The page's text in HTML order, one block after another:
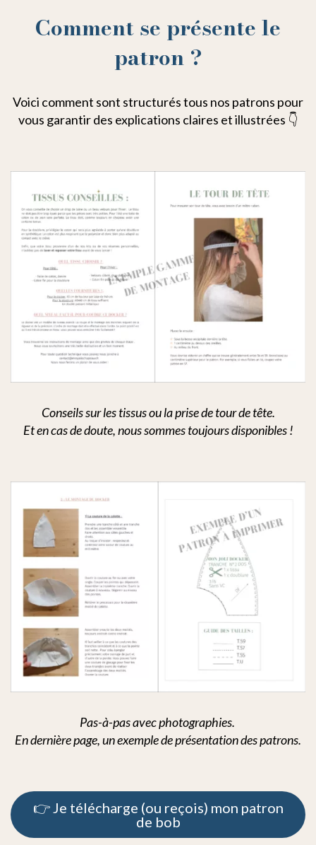
Comment se présente le
patron ?
Voici comment sont structurés tous nos patrons pour
vous garantir des explications claires et illustrées 👇
Conseils sur les tissus ou la prise de tour de tête.
Et en cas de doute, nous sommes toujours disponibles !
Pas-à-pas avec photographies.
En dernière page, un exemple de présentation des patrons.
👉 Je télécharge (ou reçois) mon patron
de bob